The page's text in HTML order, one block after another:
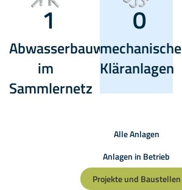
1
Abwasserbauwerke
im
Sammlernetz
0
mechanische
Kläranlagen
Alle Anlagen
Anlagen in Betrieb
Projekte und Baustellen